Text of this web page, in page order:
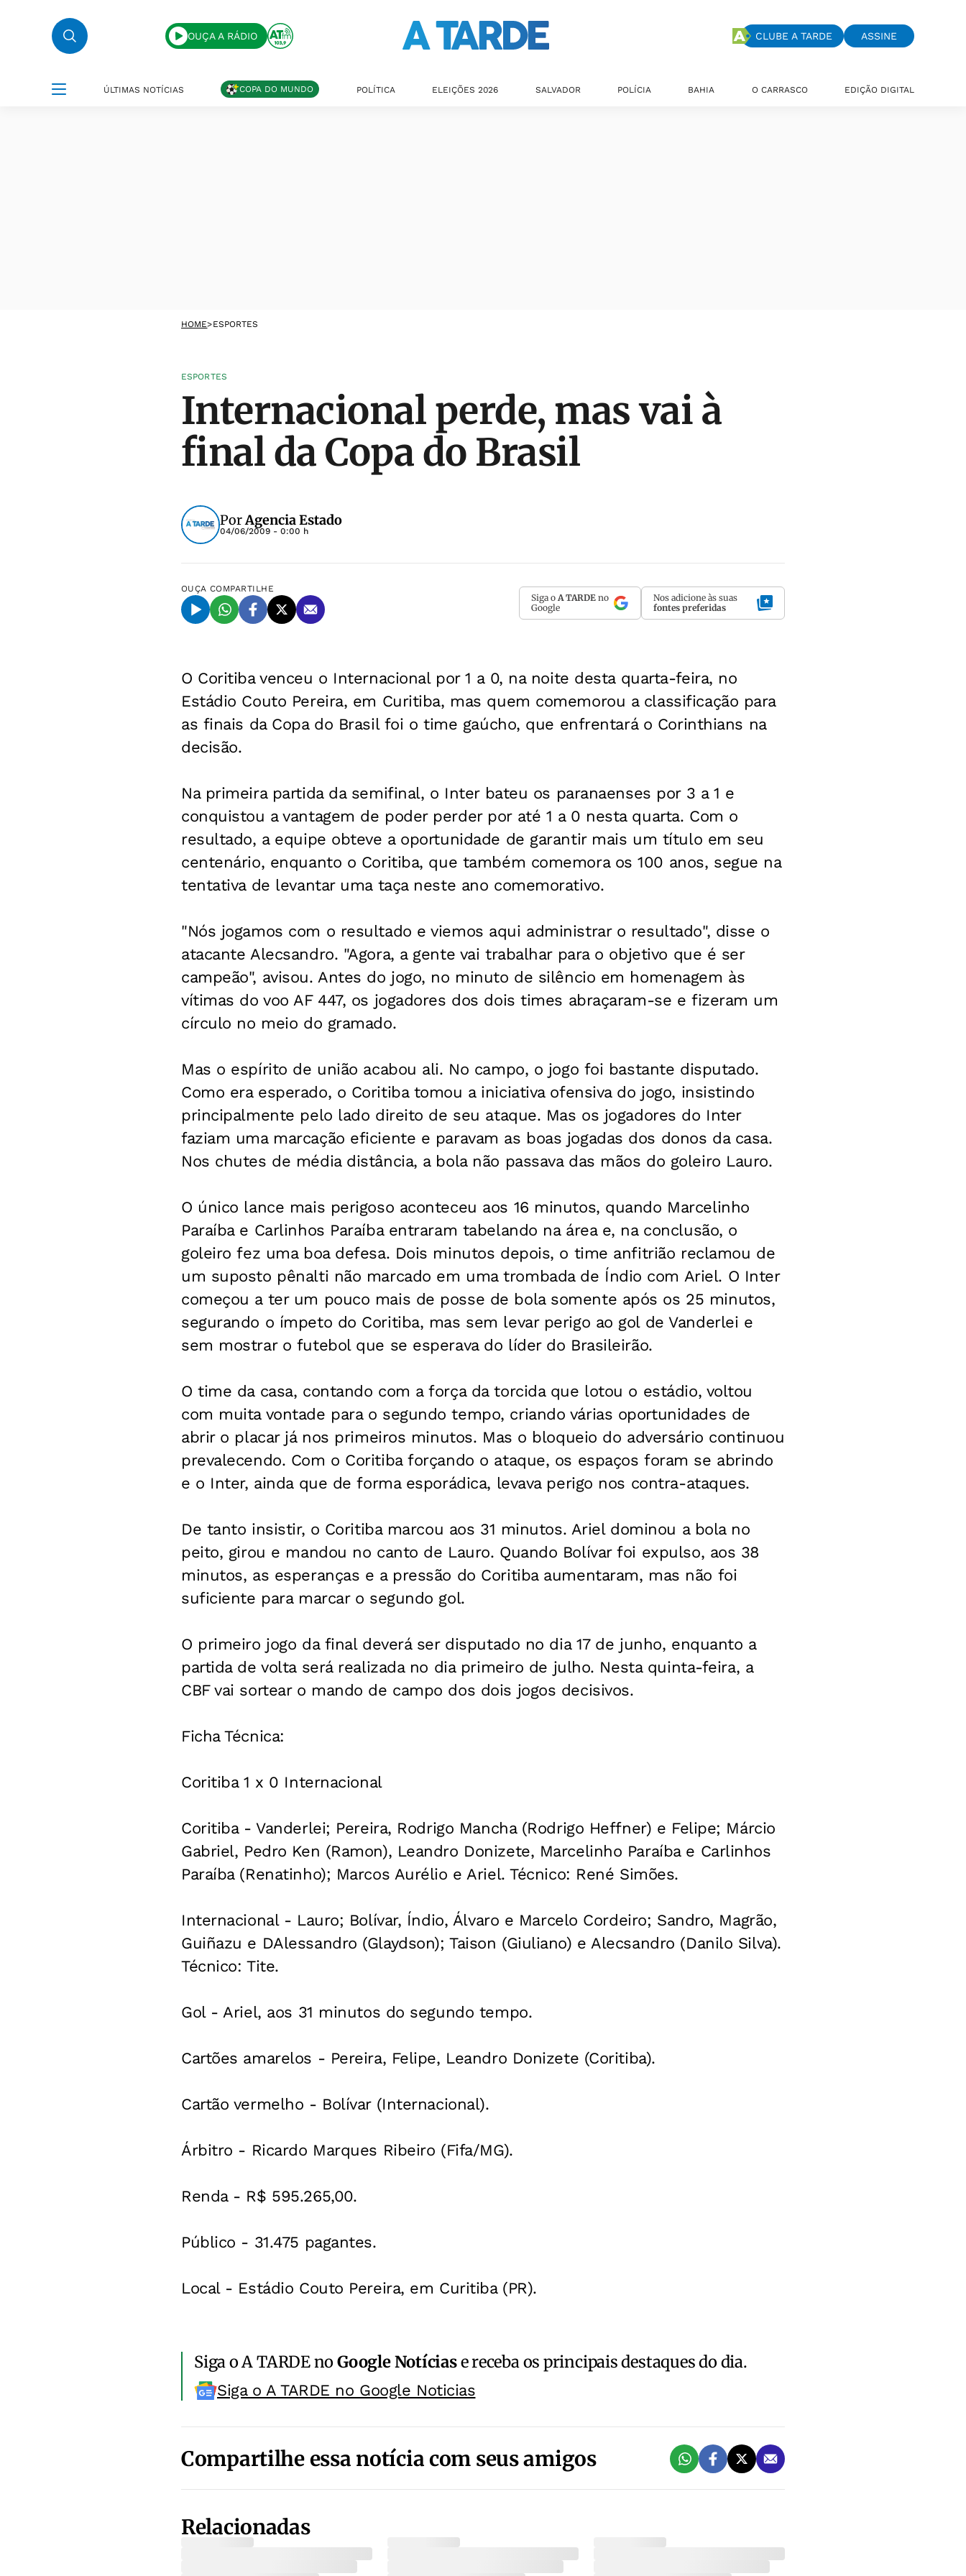
OUÇA A RÁDIO CLUBE A TARDE ASSINE
ÚLTIMAS NOTÍCIAS COPA DO MUNDO POLÍTICA ELEIÇÕES 2026 SALVADOR POLÍCIA BAHIA O CARRASCO EDIÇÃO DIGITAL
HOME>ESPORTES
ESPORTES
Internacional perde, mas vai à
final da Copa do Brasil
PorAgencia Estado
04/06/2009 - 0:00 h
OUÇA COMPARTILHE
Siga o A TARDE no
Google
Nos adicione às suas
fontes preferidas
O Coritiba venceu o Internacional por 1 a 0, na noite desta quarta-feira, no
Estádio Couto Pereira, em Curitiba, mas quem comemorou a classificação para
as finais da Copa do Brasil foi o time gaúcho, que enfrentará o Corinthians na
decisão.
Na primeira partida da semifinal, o Inter bateu os paranaenses por 3 a 1 e
conquistou a vantagem de poder perder por até 1 a 0 nesta quarta. Com o
resultado, a equipe obteve a oportunidade de garantir mais um título em seu
centenário, enquanto o Coritiba, que também comemora os 100 anos, segue na
tentativa de levantar uma taça neste ano comemorativo.
"Nós jogamos com o resultado e viemos aqui administrar o resultado", disse o
atacante Alecsandro. "Agora, a gente vai trabalhar para o objetivo que é ser
campeão", avisou. Antes do jogo, no minuto de silêncio em homenagem às
vítimas do voo AF 447, os jogadores dos dois times abraçaram-se e fizeram um
círculo no meio do gramado.
Mas o espírito de união acabou ali. No campo, o jogo foi bastante disputado.
Como era esperado, o Coritiba tomou a iniciativa ofensiva do jogo, insistindo
principalmente pelo lado direito de seu ataque. Mas os jogadores do Inter
faziam uma marcação eficiente e paravam as boas jogadas dos donos da casa.
Nos chutes de média distância, a bola não passava das mãos do goleiro Lauro.
O único lance mais perigoso aconteceu aos 16 minutos, quando Marcelinho
Paraíba e Carlinhos Paraíba entraram tabelando na área e, na conclusão, o
goleiro fez uma boa defesa. Dois minutos depois, o time anfitrião reclamou de
um suposto pênalti não marcado em uma trombada de Índio com Ariel. O Inter
começou a ter um pouco mais de posse de bola somente após os 25 minutos,
segurando o ímpeto do Coritiba, mas sem levar perigo ao gol de Vanderlei e
sem mostrar o futebol que se esperava do líder do Brasileirão.
O time da casa, contando com a força da torcida que lotou o estádio, voltou
com muita vontade para o segundo tempo, criando várias oportunidades de
abrir o placar já nos primeiros minutos. Mas o bloqueio do adversário continuou
prevalecendo. Com o Coritiba forçando o ataque, os espaços foram se abrindo
e o Inter, ainda que de forma esporádica, levava perigo nos contra-ataques.
De tanto insistir, o Coritiba marcou aos 31 minutos. Ariel dominou a bola no
peito, girou e mandou no canto de Lauro. Quando Bolívar foi expulso, aos 38
minutos, as esperanças e a pressão do Coritiba aumentaram, mas não foi
suficiente para marcar o segundo gol.
O primeiro jogo da final deverá ser disputado no dia 17 de junho, enquanto a
partida de volta será realizada no dia primeiro de julho. Nesta quinta-feira, a
CBF vai sortear o mando de campo dos dois jogos decisivos.
Ficha Técnica:
Coritiba 1 x 0 Internacional
Coritiba - Vanderlei; Pereira, Rodrigo Mancha (Rodrigo Heffner) e Felipe; Márcio
Gabriel, Pedro Ken (Ramon), Leandro Donizete, Marcelinho Paraíba e Carlinhos
Paraíba (Renatinho); Marcos Aurélio e Ariel. Técnico: René Simões.
Internacional - Lauro; Bolívar, Índio, Álvaro e Marcelo Cordeiro; Sandro, Magrão,
Guiñazu e DAlessandro (Glaydson); Taison (Giuliano) e Alecsandro (Danilo Silva).
Técnico: Tite.
Gol - Ariel, aos 31 minutos do segundo tempo.
Cartões amarelos - Pereira, Felipe, Leandro Donizete (Coritiba).
Cartão vermelho - Bolívar (Internacional).
Árbitro - Ricardo Marques Ribeiro (Fifa/MG).
Renda - R$ 595.265,00.
Público - 31.475 pagantes.
Local - Estádio Couto Pereira, em Curitiba (PR).
Siga o A TARDE noGoogle Notíciase receba os principais destaques do dia.
Siga o A TARDE no Google Noticias
Compartilhe essa notícia com seus amigos
Relacionadas